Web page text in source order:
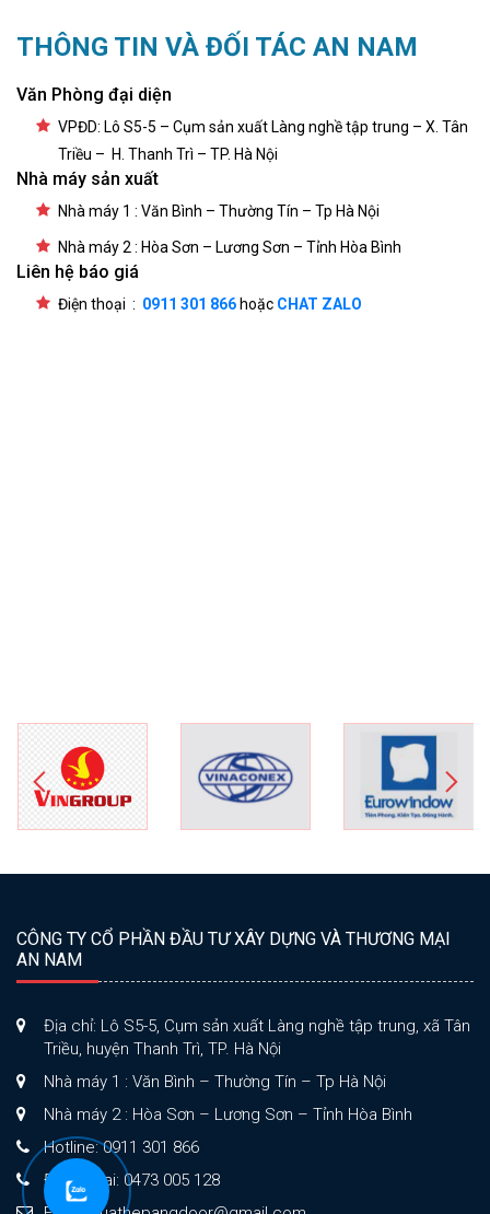
THÔNG TIN VÀ ĐỐI TÁC AN NAM
Văn Phòng đại diện
VPĐD: Lô S5-5 – Cụm sản xuất Làng nghề tập trung – X. Tân
Triều – H. Thanh Trì – TP. Hà Nội
Nhà máy sản xuất
Nhà máy 1 : Văn Bình – Thường Tín – Tp Hà Nội
Nhà máy 2 : Hòa Sơn – Lương Sơn – Tỉnh Hòa Bình
Liên hệ báo giá
Điện thoại : 0911 301 866 hoặc CHAT ZALO
CÔNG TY CỔ PHẦN ĐẦU TƯ XÂY DỰNG VÀ THƯƠNG MẠI
AN NAM
Địa chỉ: Lô S5-5, Cụm sản xuất Làng nghề tập trung, xã Tân
Triều, huyện Thanh Trì, TP. Hà Nội
Nhà máy 1 : Văn Bình – Thường Tín – Tp Hà Nội
Nhà máy 2 : Hòa Sơn – Lương Sơn – Tỉnh Hòa Bình
Hotline: 0911 301 866
Điện thoại: 0473 005 128